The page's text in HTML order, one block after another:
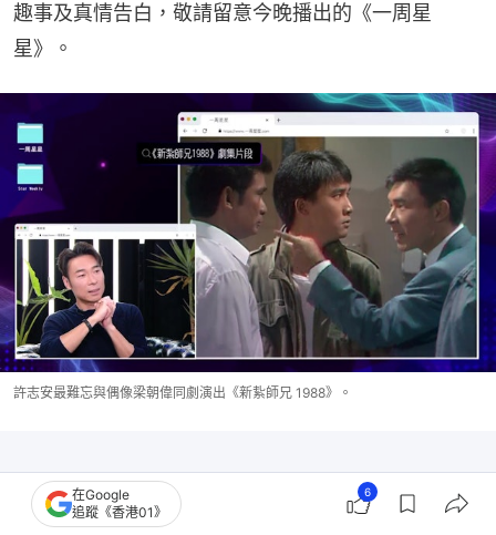
趣事及真情告白，敬請留意今晚播出的《一周星
星》。
許志安最難忘與偶像梁朝偉同劇演出《新紥師兄 1988》。
在Google
追蹤《香港01》
6